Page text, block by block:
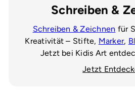
Schreiben &
Schreiben & Zeichnen für
Kreativität – Stifte, Marker,
Jetzt bei Kidis Art
Jetzt